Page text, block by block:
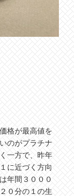
格が最高値を
のがプラチナ
一方で、昨年
に近づく方向
年間３０００
０分の１の生